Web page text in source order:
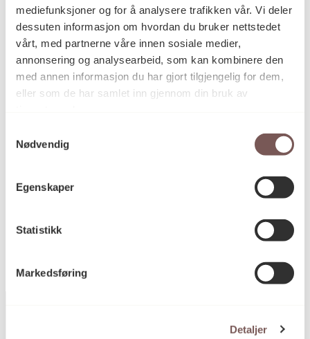
mediefunksjoner og for å analysere trafikken vår. Vi deler
dessuten informasjon om hvordan du bruker nettstedet
vårt, med partnerne våre innen sosiale medier,
annonsering og analysearbeid, som kan kombinere den
med annen informasjon du har gjort tilgjengelig for dem,
eller som de har samlet inn gjennom din bruk av
Nødvendig
Egenskaper
Statistikk
Markedsføring
Detaljer
Kunstner Laila Haugan
Kategori Akrylmaling, Maleri
Teknikk og
materiale
Vannbasert veggmaling på trevegg